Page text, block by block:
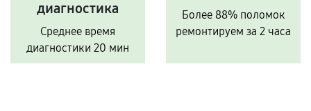
диагностика
Среднее время
диагностики 20 мин
Более 88% поломок
ремонтируем за 2 часа